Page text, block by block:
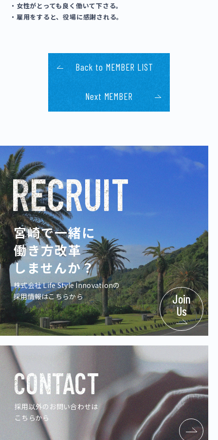
・女性がとっても良く働いて下さる。
・雇用をすると、役場に感謝される。
Back to MEMBER LIST
Next MEMBER
RECRUIT
宮崎で一緒に
働き方改革
しませんか？
株式会社 Life Style Innovationの
採用情報はこちらから
Join
Us
CONTACT
採用以外のお問い合わせは
こちらから